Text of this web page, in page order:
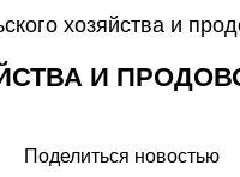
хозяйства и
И
Поделиться новостью